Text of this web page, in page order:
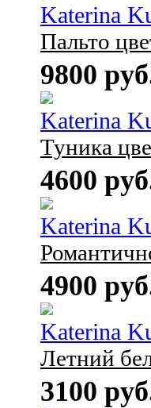
Katerina
Пальто
9800
Katerina
Туника
4600
Katerina
4900
Katerina
Летний
3100